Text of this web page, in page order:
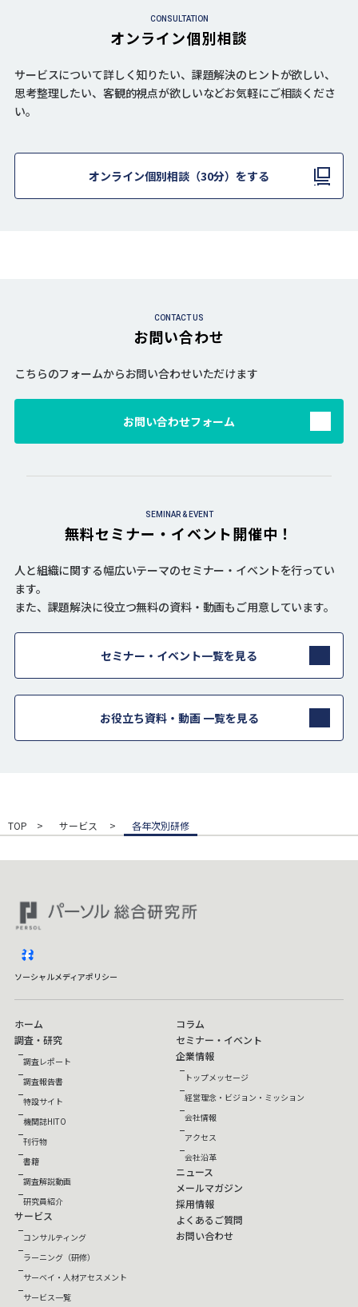
CONSULTATION
オンライン個別相談
サービスについて詳しく知りたい、課題解決のヒントが欲しい、
思考整理したい、客観的視点が欲しいなどお気軽にご相談くださ
い。
オンライン個別相談（30分）をする
CONTACT US
お問い合わせ
こちらのフォームからお問い合わせいただけます
お問い合わせフォーム
SEMINAR & EVENT
無料セミナー・イベント開催中！
人と組織に関する幅広いテーマのセミナー・イベントを行ってい
ます。
また、課題解決に役立つ無料の資料・動画もご用意しています。
セミナー・イベント一覧を見る
お役立ち資料・動画 一覧を見る
TOP サービス 各年次別研修
ソーシャルメディアポリシー
ホーム
調査・研究
調査レポート
調査報告書
特設サイト
機関誌HITO
刊行物
書籍
調査解説動画
研究員紹介
サービス
コンサルティング
ラーニング（研修）
サーベイ・人材アセスメント
サービス一覧
コラム
セミナー・イベント
企業情報
トップメッセージ
経営理念・ビジョン・ミッション
会社情報
アクセス
会社沿革
ニュース
メールマガジン
採用情報
よくあるご質問
お問い合わせ